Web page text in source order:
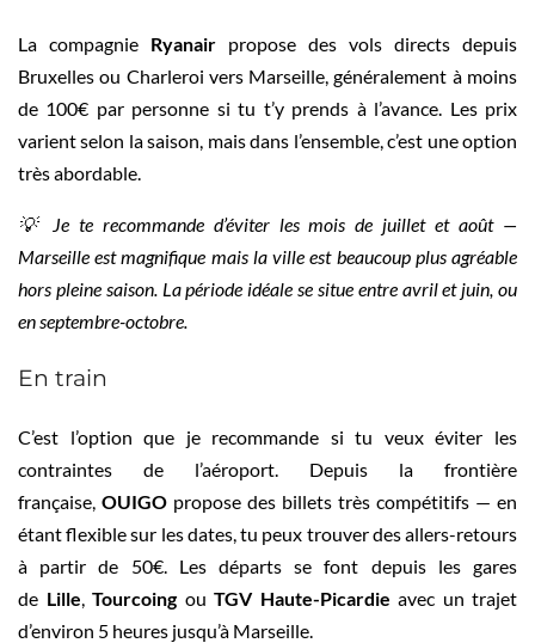
La compagnie Ryanair propose des vols directs depuis
Bruxelles ou Charleroi vers Marseille, généralement à moins
de 100€ par personne si tu t’y prends à l’avance. Les prix
varient selon la saison, mais dans l’ensemble, c’est une option
très abordable.
💡 Je te recommande d’éviter les mois de juillet et août —
Marseille est magnifique mais la ville est beaucoup plus agréable
hors pleine saison. La période idéale se situe entre avril et juin, ou
en septembre-octobre.
En train
C’est l’option que je recommande si tu veux éviter les
contraintes de l’aéroport. Depuis la frontière
française, OUIGO propose des billets très compétitifs — en
étant flexible sur les dates, tu peux trouver des allers-retours
à partir de 50€. Les départs se font depuis les gares
de Lille, Tourcoingou TGV Haute-Picardie avec un trajet
d’environ 5 heures jusqu’à Marseille.